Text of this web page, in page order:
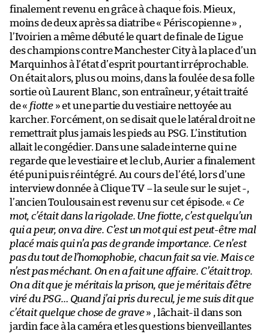
finalement revenu en grâce à chaque fois. Mieux,
moins de deux après sa diatribe « Périscopienne » ,
l’Ivoirien a même débuté le quart de finale de Ligue
des champions contre Manchester City à la place d’un
Marquinhos à l’état d’esprit pourtant irréprochable.
On était alors, plus ou moins, dans la foulée de sa folle
sortie où Laurent Blanc, son entraîneur, y était traité
de « fiotte » et une partie du vestiaire nettoyée au
karcher. Forcément, on se disait que le latéral droit ne
remettrait plus jamais les pieds au PSG. L’institution
allait le congédier. Dans une salade interne qui ne
regarde que le vestiaire et le club, Aurier a finalement
été puni puis réintégré. Au cours de l’été, lors d’une
interview donnée à Clique TV – la seule sur le sujet -,
l’ancien Toulousain est revenu sur cet épisode. « Ce
mot, c’était dans la rigolade. Une fiotte, c’est quelqu’un
qui a peur, on va dire. C’est un mot qui est peut-être mal
placé mais qui n’a pas de grande importance. Ce n’est
pas du tout de l’homophobie, chacun fait sa vie. Mais ce
n’est pas méchant. On en a fait une affaire. C’était trop.
On a dit que je méritais la prison, que je méritais d’être
viré du PSG… Quand j’ai pris du recul, je me suis dit que
c’était quelque chose de grave» , lâchait-il dans son
jardin face à la caméra et les questions bienveillantes